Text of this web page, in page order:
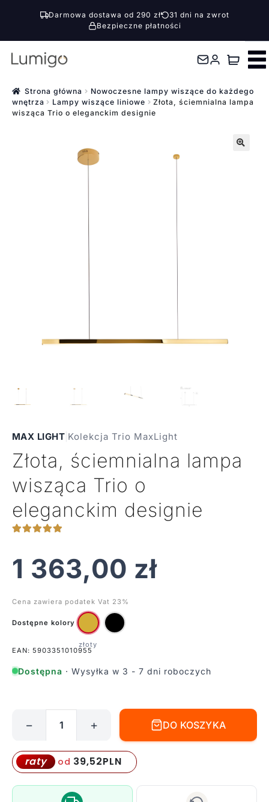
Darmowa dostawa od 290 zł
31 dni na zwrot
Bezpieczne płatności
Przejdź
nawigacji
Przejdź
treści Strona główna
Nowoczesne lampy wiszące do każdego
wnętrza
Lampy wiszące liniowe
Złota, ściemnialna lampa
wisząca Trio o eleganckim designie
MAX LIGHT Kolekcja Trio MaxLight
Złota, ściemnialna lampa
wisząca Trio o
eleganckim designie
1 363,00 zł
Cena zawiera podatek Vat 23%
Dostępne kolory
EAN: 5903351010955
Dostępna · Wysyłka w 3 - 7 dni roboczych
ściemnialna
lampa
wisząca
− + DO KOSZYKA
raty od 39,52PLN